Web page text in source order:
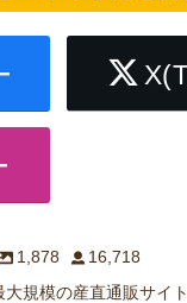
1,878
16,718
規模の産直通販サイ